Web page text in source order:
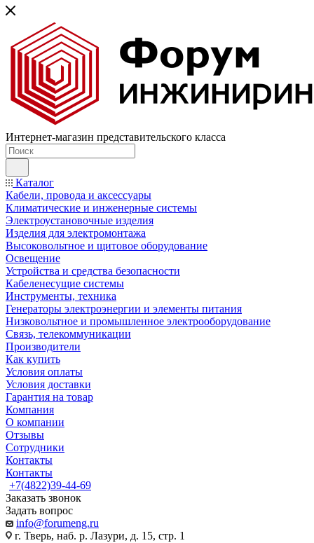
Интернет-магазин представительского класса
Каталог
Кабели, провода и аксессуары
Климатические и инженерные системы
Электроустановочные изделия
Изделия для электромонтажа
Высоковольтное и щитовое оборудование
Освещение
Устройства и средства безопасности
Кабеленесущие системы
Инструменты, техника
Генераторы электроэнергии и элементы питания
Низковольтное и промышленное электрооборудование
Связь, телекоммуникации
Производители
Как купить
Условия оплаты
Условия доставки
Гарантия на товар
Компания
О компании
Отзывы
Сотрудники
Контакты
Контакты
+7(4822)39-44-69
Заказать звонок
Задать вопрос
info@forumeng.ru
г. Тверь, наб. р. Лазури, д. 15, стр. 1